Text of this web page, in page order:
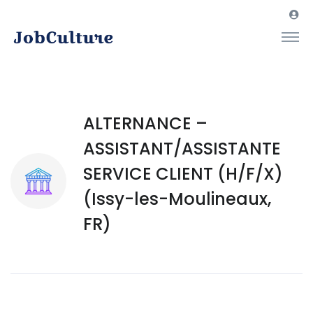
ALTERNANCE –
ASSISTANT/ASSISTANTE
SERVICE CLIENT (H/F/X)
(Issy-les-Moulineaux,
FR)